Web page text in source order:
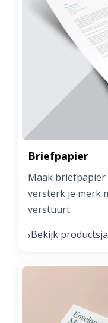
Briefpapier
Maak briefpapier
versterk je merk
verstuurt.
›Bekijk